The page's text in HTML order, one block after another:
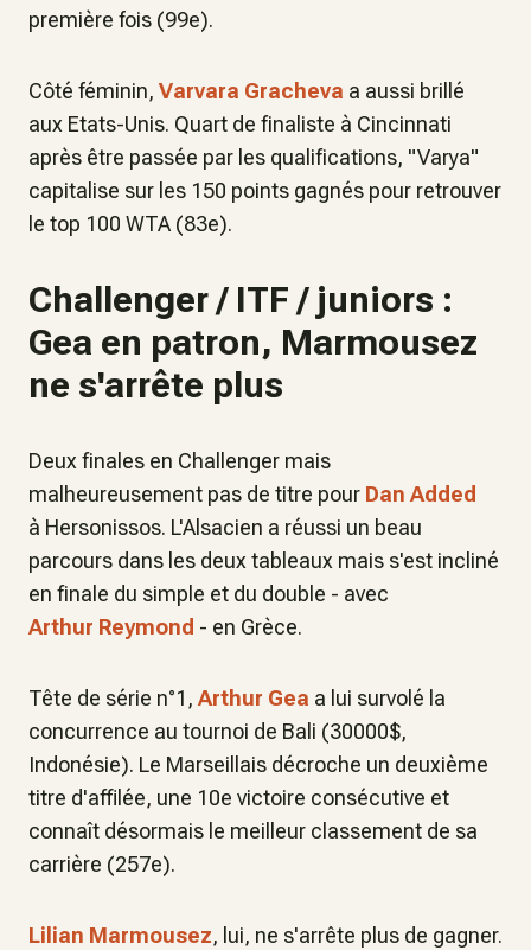
première fois (99e).
Côté féminin, Varvara Gracheva a aussi brillé
aux Etats-Unis. Quart de finaliste à Cincinnati
après être passée par les qualifications, "Varya"
capitalise sur les 150 points gagnés pour retrouver
le top 100 WTA (83e).
Challenger / ITF / juniors :
Gea en patron, Marmousez
ne s'arrête plus
Deux finales en Challenger mais
malheureusement pas de titre pour Dan Added
à Hersonissos. L'Alsacien a réussi un beau
parcours dans les deux tableaux mais s'est incliné
en finale du simple et du double - avec
Arthur Reymond - en Grèce.
Tête de série n°1, Arthur Gea a lui survolé la
concurrence au tournoi de Bali (30000$,
Indonésie). Le Marseillais décroche un deuxième
titre d'affilée, une 10e victoire consécutive et
connaît désormais le meilleur classement de sa
carrière (257e).
Lilian Marmousez, lui, ne s'arrête plus de gagner.